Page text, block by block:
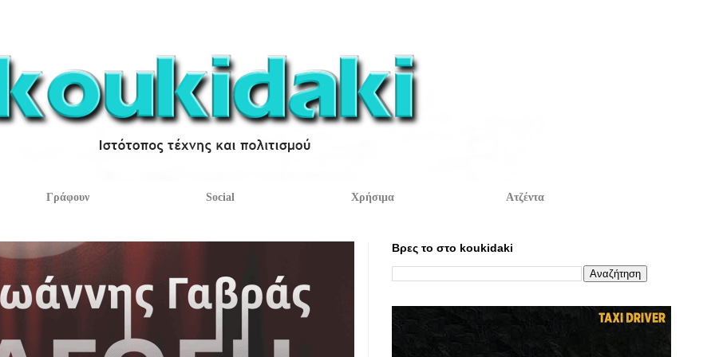
Γράφουν Social Χρήσιμα Ατζέντα
Βρες το στο koukidaki